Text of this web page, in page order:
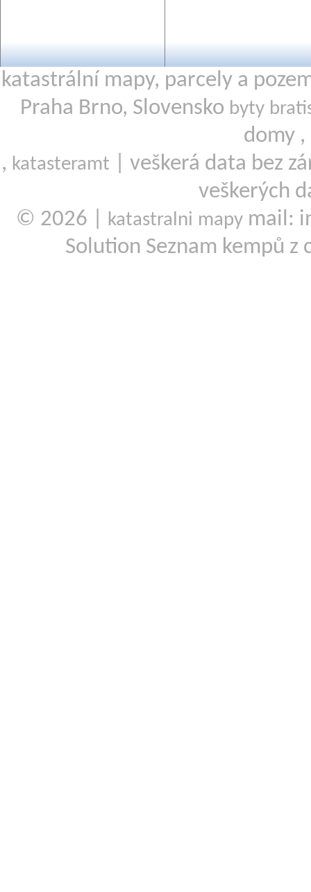
katastrální mapy, parcely a
Praha Brno, Slovensko byty
domy ,
, katasteramt
| veškerá data bez
veškerých
© 2026 |
katastralni mapy mail:
Solution Seznam kempů z